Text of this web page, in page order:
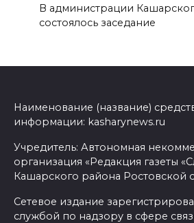
В администрации
состоялось заседание
Наименование (название)
информации: kasharynews.ru
Учредитель: Автономная
организация «Редакция газеты
Кашарского района Ростовской
Сетевое издание
службой по надзору в сфере